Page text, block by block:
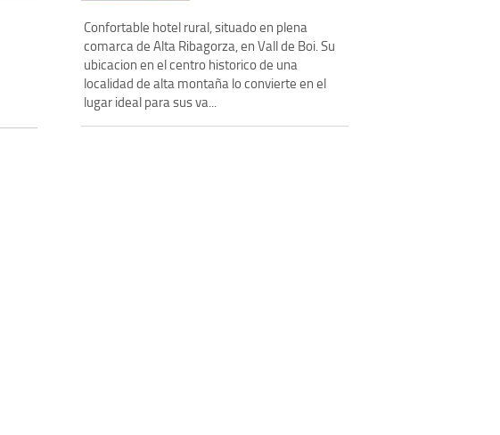
Confortable hotel rural, situado en plena
comarca de Alta Ribagorza, en Vall de Boi. Su
ubicacion en el centro historico de una
localidad de alta montaña lo convierte en el
lugar ideal para sus va...